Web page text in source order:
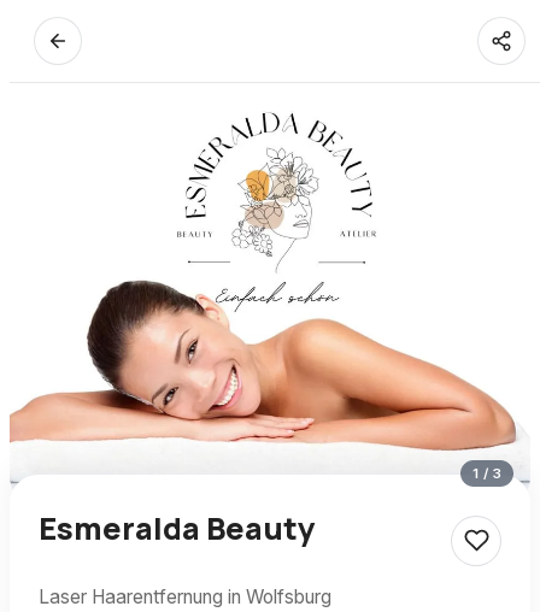
1 / 3
Esmeralda Beauty
Laser Haarentfernung in Wolfsburg